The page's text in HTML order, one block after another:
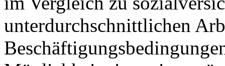
unterdurchschnittlichen